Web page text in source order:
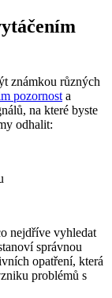
známkou různých
pozornost a
na které byste
odhalit:
nejdříve vyhledat
správnou
opatření, která
problémů s